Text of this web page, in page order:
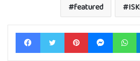
featured
FacebookTwitter Pinterest